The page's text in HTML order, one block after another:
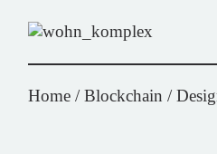
Home Blockchain